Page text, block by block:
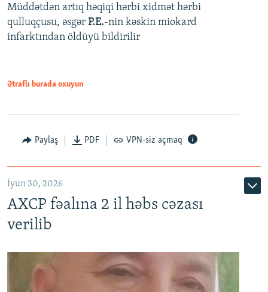
Müddətdən artıq həqiqi hərbi xidmət hərbi
qulluqçusu, əsgər P.E.-nin kəskin miokard
infarktından öldüyü bildirilir
Ətraflı burada oxuyun
Paylaş PDF VPN-siz açmaq
İyun 30, 2026
AXCP fəalına 2 il həbs cəzası
verilib